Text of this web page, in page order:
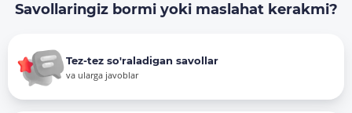
Savollaringiz bormi yoki maslahat kerakmi?
Tez-tez so'raladigan savollar
va ularga javoblar